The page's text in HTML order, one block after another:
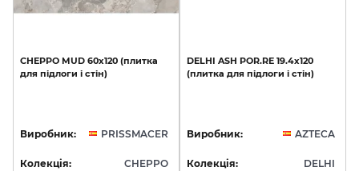
CHEPPO MUD 60x120 (плитка
для підлоги і стін)
Виробник: PRISSMACER
Колекція: CHEPPO
DELHI ASH POR.RE 19.4x120
(плитка для підлоги і стін)
Виробник: AZTECA
Колекція: DELHI